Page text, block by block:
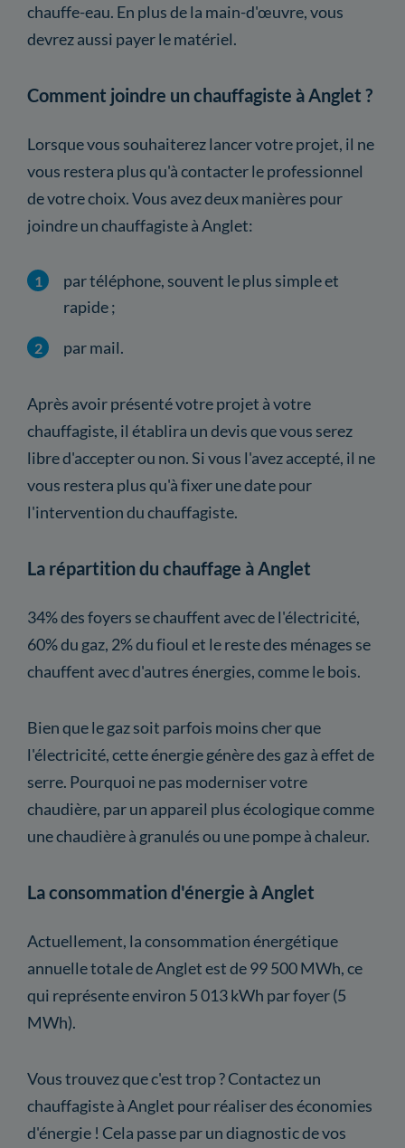
chauffe-eau. En plus de la main-d'œuvre, vous
devrez aussi payer le matériel.
Comment joindre un chauffagiste à Anglet ?
Lorsque vous souhaiterez lancer votre projet, il ne
vous restera plus qu'à contacter le professionnel
de votre choix. Vous avez deux manières pour
joindre un chauffagiste à Anglet:
par téléphone, souvent le plus simple et
rapide ;
par mail.
Après avoir présenté votre projet à votre
chauffagiste, il établira un devis que vous serez
libre d'accepter ou non. Si vous l'avez accepté, il ne
vous restera plus qu'à fixer une date pour
l'intervention du chauffagiste.
La répartition du chauffage à Anglet
34% des foyers se chauffent avec de l'électricité,
60% du gaz, 2% du fioul et le reste des ménages se
chauffent avec d'autres énergies, comme le bois.
Bien que le gaz soit parfois moins cher que
l'électricité, cette énergie génère des gaz à effet de
serre. Pourquoi ne pas moderniser votre
chaudière, par un appareil plus écologique comme
une chaudière à granulés ou une pompe à chaleur.
La consommation d'énergie à Anglet
Actuellement, la consommation énergétique
annuelle totale de Anglet est de 99 500 MWh, ce
qui représente environ 5 013 kWh par foyer (5
MWh).
Vous trouvez que c'est trop ? Contactez un
chauffagiste à Anglet pour réaliser des économies
d'énergie ! Cela passe par un diagnostic de vos